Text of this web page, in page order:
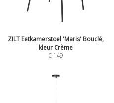
ZILT Eetkamerstoel 'Maris' Bouclé,
kleur Crème
€ 149